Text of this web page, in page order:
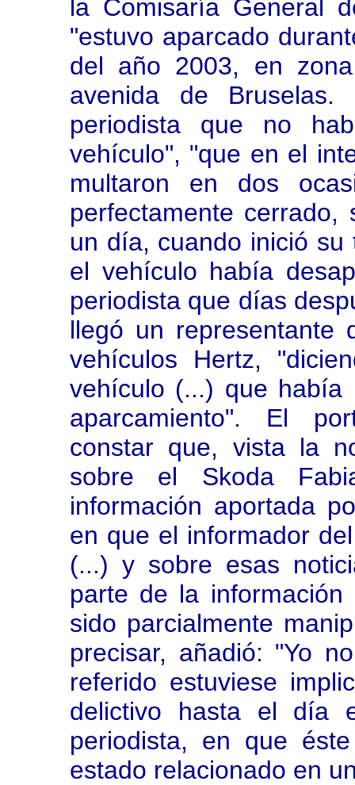
la Comisaría General
"estuvo aparcado
del año 2003, en
avenida de
periodista que no
vehículo", "que en el
multaron en dos
perfectamente
un día, cuando inició
el vehículo había
periodista que días
llegó un representante
vehículos Hertz,
vehículo (...) que había
aparcamiento". El
constar que, vista la
sobre el Skoda
información aportada
en que el informador
(...) y sobre esas
parte de la
sido parcialmente
precisar, añadió: "Yo
referido estuviese
delictivo hasta el día
periodista, en que
estado relacionado en